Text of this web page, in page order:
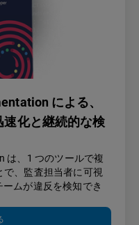
による、
速化と継続的な検
は、1 つのツールで複
で、監査担当者に可視
ムが違反を検知でき